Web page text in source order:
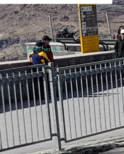
Naar Het Buitenland. Alle rechten
doorFameThemes